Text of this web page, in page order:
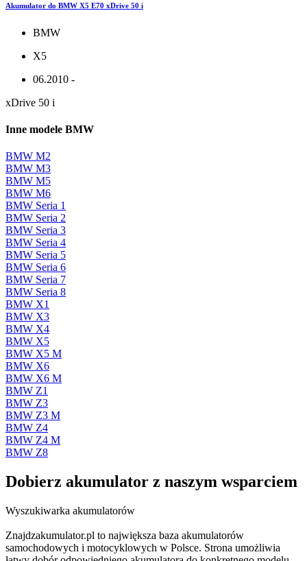
Akumulator do BMW X5 E70 xDrive 50 i
BMW
X5
06.2010 -
xDrive 50 i
Inne modele BMW
BMW M2
BMW M3
BMW M5
BMW M6
BMW Seria 1
BMW Seria 2
BMW Seria 3
BMW Seria 4
BMW Seria 5
BMW Seria 6
BMW Seria 7
BMW Seria 8
BMW X1
BMW X3
BMW X4
BMW X5
BMW X5 M
BMW X6
BMW X6 M
BMW Z1
BMW Z3
BMW Z3 M
BMW Z4
BMW Z4 M
BMW Z8
Dobierz akumulator z naszym wsparciem
Wyszukiwarka akumulatorów
Znajdzakumulator.pl to największa baza akumulatorów
samochodowych i motocyklowych w Polsce. Strona umożliwia